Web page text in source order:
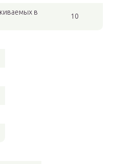
в
10